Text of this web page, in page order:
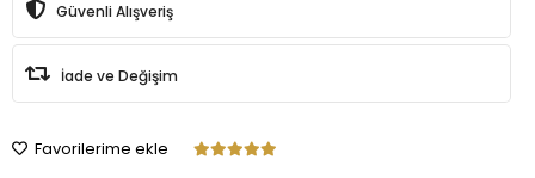
Güvenli Alışveriş
İade ve Değişim
Favorilerime ekle